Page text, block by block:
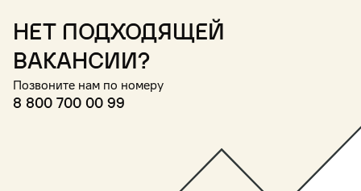
Нет подходящей
вакансии?
Позвоните нам по номеру
8 800 700 00 99